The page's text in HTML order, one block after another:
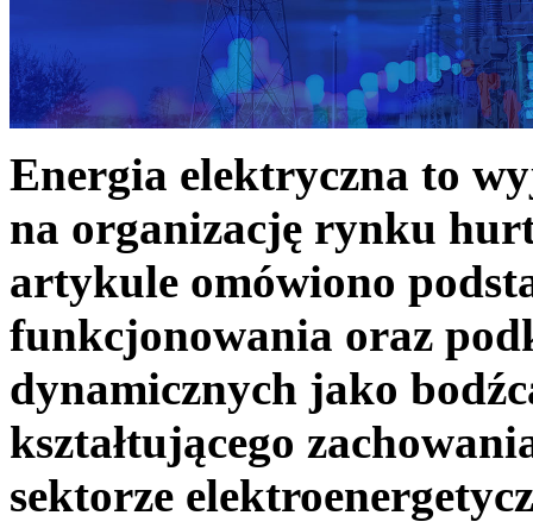
Energia elektryczna to
na organizację rynku
artykule omówiono
funkcjonowania oraz
dynamicznych jako
kształtującego
sektorze